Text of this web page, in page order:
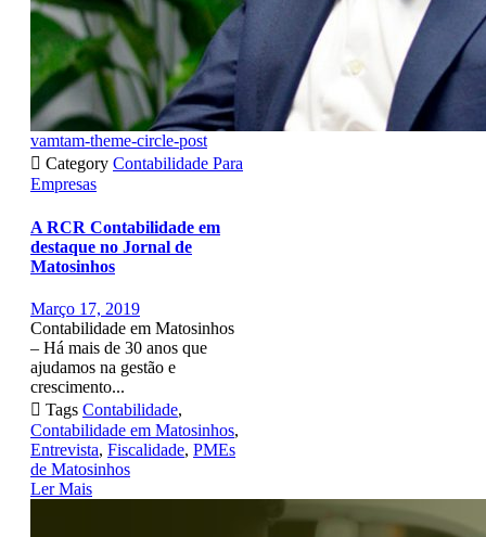
vamtam-theme-circle-post
 Category Contabilidade Para
Empresas
A RCR Contabilidade em
destaque no Jornal de
Matosinhos
Março 17, 2019
Contabilidade em Matosinhos
– Há mais de 30 anos que
ajudamos na gestão e
crescimento...
 Tags Contabilidade,
Contabilidade em Matosinhos,
Entrevista, Fiscalidade, PMEs
de Matosinhos
Ler Mais